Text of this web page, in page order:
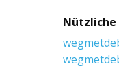
Nützliche